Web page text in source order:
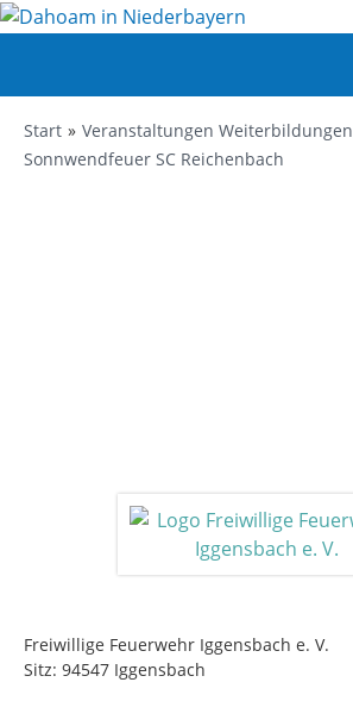
Start
Veranstaltungen Weiterbildungen
Sonnwendfeuer SC Reichenbach
Freiwillige Feuerwehr Iggensbach e. V.
Sitz: 94547 Iggensbach